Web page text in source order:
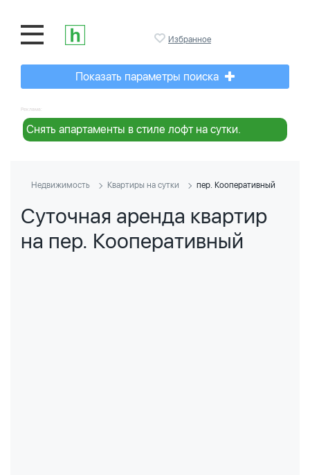
Избранное
Показать параметры поиска
Реклама:
Снять апартаменты в стиле лофт на сутки.
Недвижимость Квартиры на сутки пер. Кооперативный
Суточная аренда квартир
на пер. Кооперативный